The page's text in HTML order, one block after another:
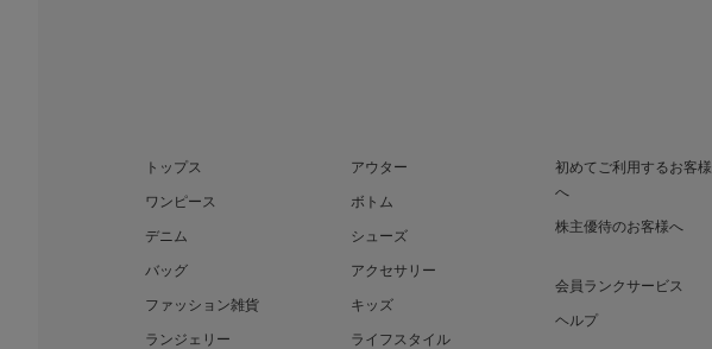
トップス
アウター
ワンピース
ボトム
デニム
シューズ
バッグ
アクセサリー
ファッション雑貨
キッズ
ランジェリー
ライフスタイル
初めてご利用するお客様
へ
株主優待のお客様へ
会員ランクサービス
ヘルプ